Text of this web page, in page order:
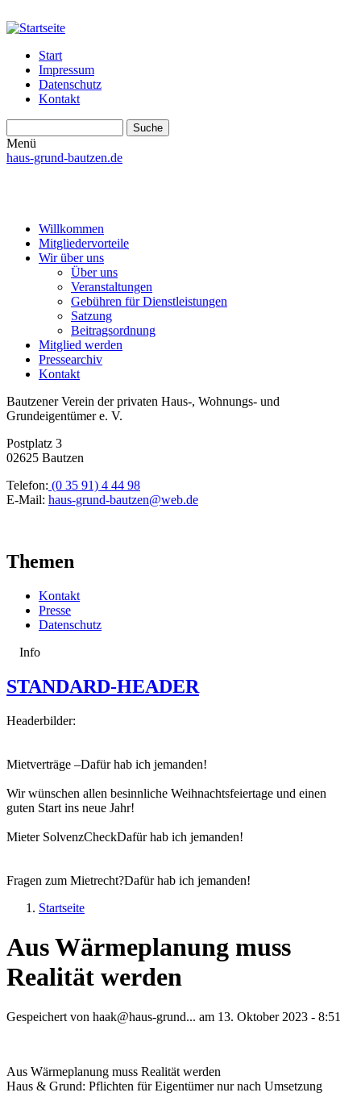
Start
Impressum
Datenschutz
Kontakt
Suchformular
Menü
haus-grund-bautzen.de
Willkommen
Mitgliedervorteile
Wir über uns
Über uns
Veranstaltungen
Gebühren für Dienstleistungen
Satzung
Beitragsordnung
Mitglied werden
Pressearchiv
Kontakt
Bautzener Verein der privaten Haus-, Wohnungs- und
Grundeigentümer e. V.
Postplatz 3
02625 Bautzen
Telefon: (0 35 91) 4 44 98
E-Mail: haus-grund-bautzen@web.de
Themen
Kontakt
Presse
Datenschutz
Info
STANDARD-HEADER
Headerbilder:
Mietverträge –Dafür hab ich jemanden!
Wir wünschen allen besinnliche Weihnachtsfeiertage und einen
guten Start ins neue Jahr!
Mieter SolvenzCheckDafür hab ich jemanden!
Fragen zum Mietrecht?Dafür hab ich jemanden!
Startseite
Aus Wärmeplanung muss
Realität werden
Gespeichert von haak@haus-grund... am 13. Oktober 2023 - 8:51
Aus Wärmeplanung muss Realität werden
Haus & Grund: Pflichten für Eigentümer nur nach Umsetzung